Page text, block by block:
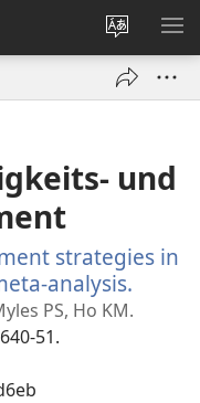
ändern
und
strategies in
analysis.
PS, Ho KM.
51.